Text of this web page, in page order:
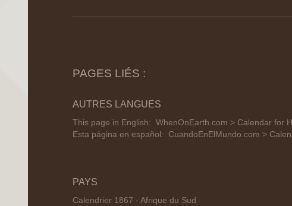
PAGES LIÉS :
AUTRES LANGUES
This page in English: WhenOnEarth.com > Calendar for
Esta página en español: CuandoEnElMundo.com >
PAYS
Calendrier 1867 - Afrique du Sud